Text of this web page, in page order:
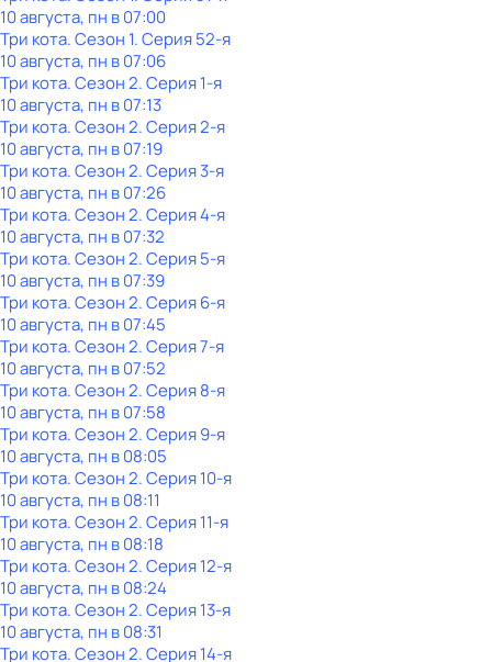
10 августа, пн в 07:00
Три кота. Сезон 1. Серия 52-я
10 августа, пн в 07:06
Три кота. Сезон 2. Серия 1-я
10 августа, пн в 07:13
Три кота. Сезон 2. Серия 2-я
10 августа, пн в 07:19
Три кота. Сезон 2. Серия 3-я
10 августа, пн в 07:26
Три кота. Сезон 2. Серия 4-я
10 августа, пн в 07:32
Три кота. Сезон 2. Серия 5-я
10 августа, пн в 07:39
Три кота. Сезон 2. Серия 6-я
10 августа, пн в 07:45
Три кота. Сезон 2. Серия 7-я
10 августа, пн в 07:52
Три кота. Сезон 2. Серия 8-я
10 августа, пн в 07:58
Три кота. Сезон 2. Серия 9-я
10 августа, пн в 08:05
Три кота. Сезон 2. Серия 10-я
10 августа, пн в 08:11
Три кота. Сезон 2. Серия 11-я
10 августа, пн в 08:18
Три кота. Сезон 2. Серия 12-я
10 августа, пн в 08:24
Три кота. Сезон 2. Серия 13-я
10 августа, пн в 08:31
Три кота. Сезон 2. Серия 14-я